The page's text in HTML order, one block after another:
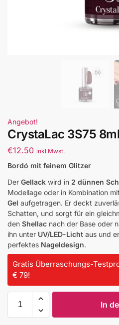
Angebot!
CrystaLac 3S75
€12.50 inkl Mwst.
Bordó mit feinem Glitzer
Der Gellack wird in 2 dünnen
Modellage oder in Kombination
Gel aufgetragen. Er deckt
Schatten, und sorgt für ein
den Shellac nach der Base oder
ihn unter UV/LED-Licht aus und
perfektes Nageldesign.
Gratis Überraschungs-
€ 79!
In